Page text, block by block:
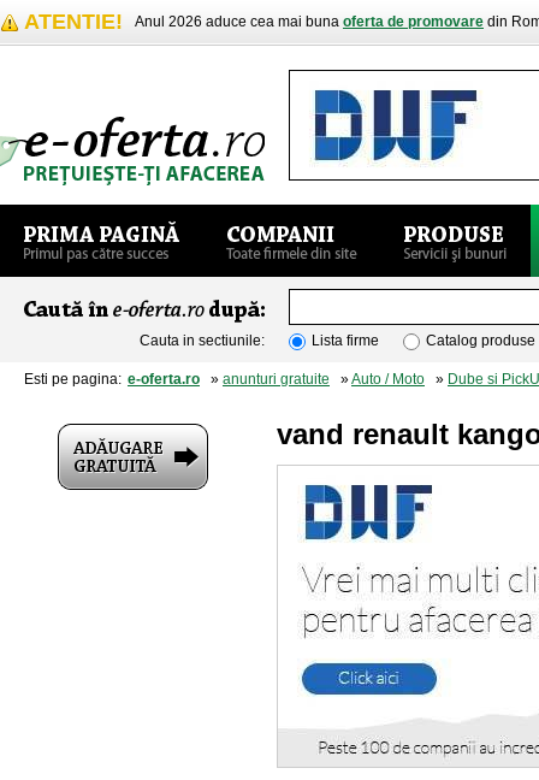
ATENTIE! Anul 2026 aduce cea mai buna oferta de promovare din
Cauta in sectiunile: Lista firme Catalog produse
Esti pe pagina: e-oferta.ro » anunturi gratuite »Auto / Moto » Dube si
vand renault